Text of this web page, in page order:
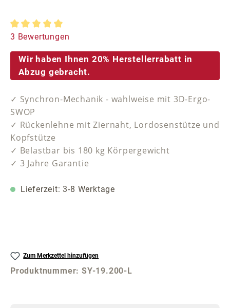
Durchschnittliche Bewertung von 5 von 5 Sternen
3 Bewertungen
Wir haben Ihnen 20% Herstellerrabatt in
Abzug gebracht.
✓ Synchron-Mechanik - wahlweise mit 3D-Ergo-
SWOP
✓ Rückenlehne mit Ziernaht, Lordosenstütze und
Kopfstütze
✓ Belastbar bis 180 kg Körpergewicht
✓ 3 Jahre Garantie
Lieferzeit: 3-8 Werktage
Zum Merkzettel hinzufügen
Produktnummer:SY-19.200-L